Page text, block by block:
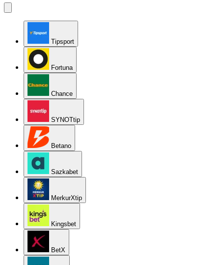
Tipsport
Fortuna
Chance
SYNOTtip
Betano
Sazkabet
MerkurXtip
Kingsbet
BetX